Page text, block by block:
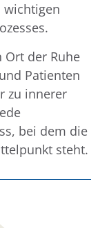
wichtigen
Ort der Ruhe
Patienten
zu innerer
bei dem die
steht.